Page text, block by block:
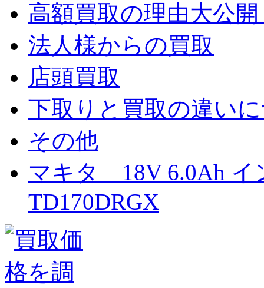
高額買取の理由大公開
法人様からの買取
店頭買取
下取りと買取の違い
その他
マキタ 18V 6.0Ah イ
TD170DRGX